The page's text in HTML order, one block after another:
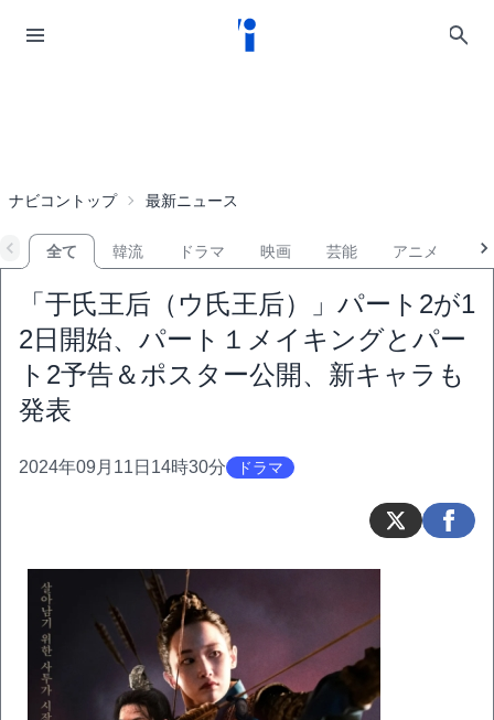
ナビコントップ 最新ニュース
全て 韓流 ドラマ 映画 芸能 アニメ
「于氏王后（ウ氏王后）」パート2が1
2日開始、パート１メイキングとパー
ト2予告＆ポスター公開、新キャラも
発表
2024年09月11日14時30分 ドラマ